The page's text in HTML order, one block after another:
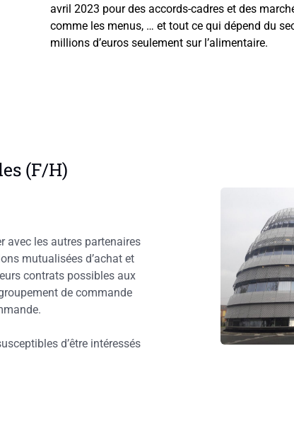
avril 2023 pour des accords-cadres et des
comme les menus, … et tout ce qui dépend du
millions d’euros seulement sur l’alimentaire.
(F/H)
avec les autres partenaires
mutualisées d’achat et
contrats possibles aux
de commande
d’être intéressés